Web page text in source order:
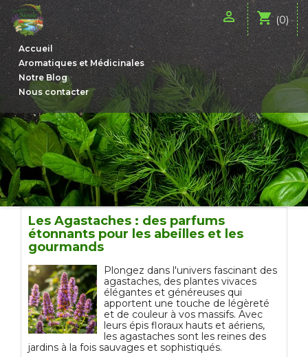
shopping_cart (0)

Accueil
Aromatiques et Médicinales
Notre Blog
Nous contacter
Les Agastaches : des parfums
étonnants pour les abeilles et les
gourmands
Plongez dans l'univers fascinant des
agastaches, des plantes vivaces
élégantes et généreuses qui
apportent une touche de légèreté
et de couleur à vos massifs. Avec
leurs épis floraux hauts et aériens,
les agastaches sont les reines des
jardins à la fois sauvages et sophistiqués.